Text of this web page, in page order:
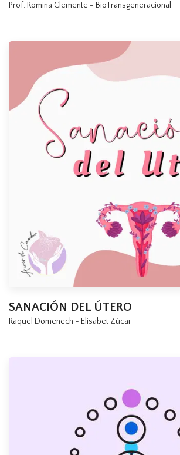
Prof. Romina Clemente - BioTransgeneracional
SANACIÓN DEL ÚTERO
Raquel Domenech - Elisabet Zúcar